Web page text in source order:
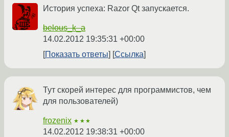
История успеха: Razor Qt запускается.
belous_k_a
14.02.2012 19:35:31 +00:00
Показать ответы
Ссылка
Тут скорей интерес для программистов, чем
для пользователей)
frozenix ★★★
14.02.2012 19:38:31 +00:00